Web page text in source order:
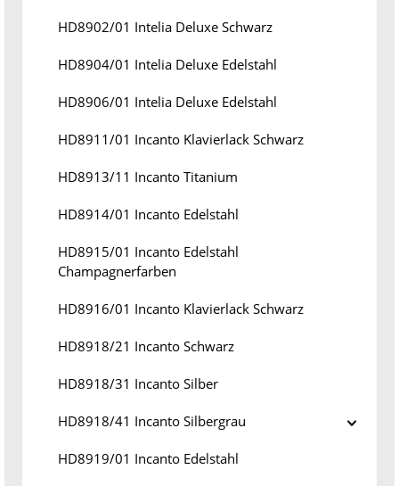
HD8902/01 Intelia Deluxe Schwarz
HD8904/01 Intelia Deluxe Edelstahl
HD8906/01 Intelia Deluxe Edelstahl
HD8911/01 Incanto Klavierlack Schwarz
HD8913/11 Incanto Titanium
HD8914/01 Incanto Edelstahl
HD8915/01 Incanto Edelstahl
Champagnerfarben
HD8916/01 Incanto Klavierlack Schwarz
HD8918/21 Incanto Schwarz
HD8918/31 Incanto Silber
HD8918/41 Incanto Silbergrau
HD8919/01 Incanto Edelstahl